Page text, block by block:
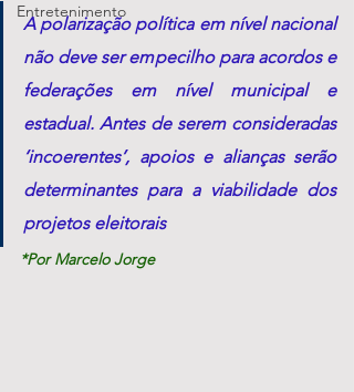
Entretenimento
A polarização política em nível nacional
não deve ser empecilho para acordos e
federações em nível municipal e
estadual. Antes de serem consideradas
‘incoerentes’, apoios e alianças serão
determinantes para a viabilidade dos
projetos eleitorais
*Por Marcelo Jorge